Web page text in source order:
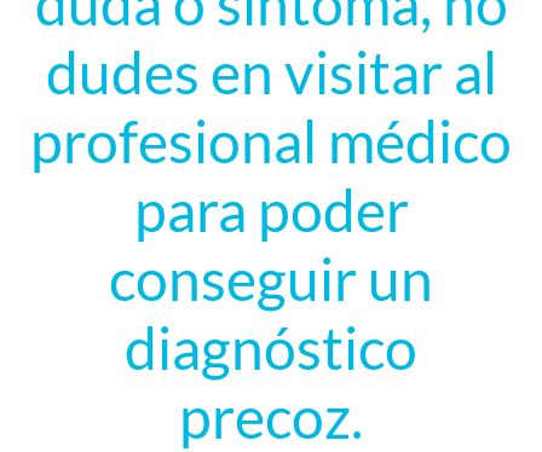
dudes en visitar al
profesional médico
para poder
conseguir un
diagnóstico
precoz.